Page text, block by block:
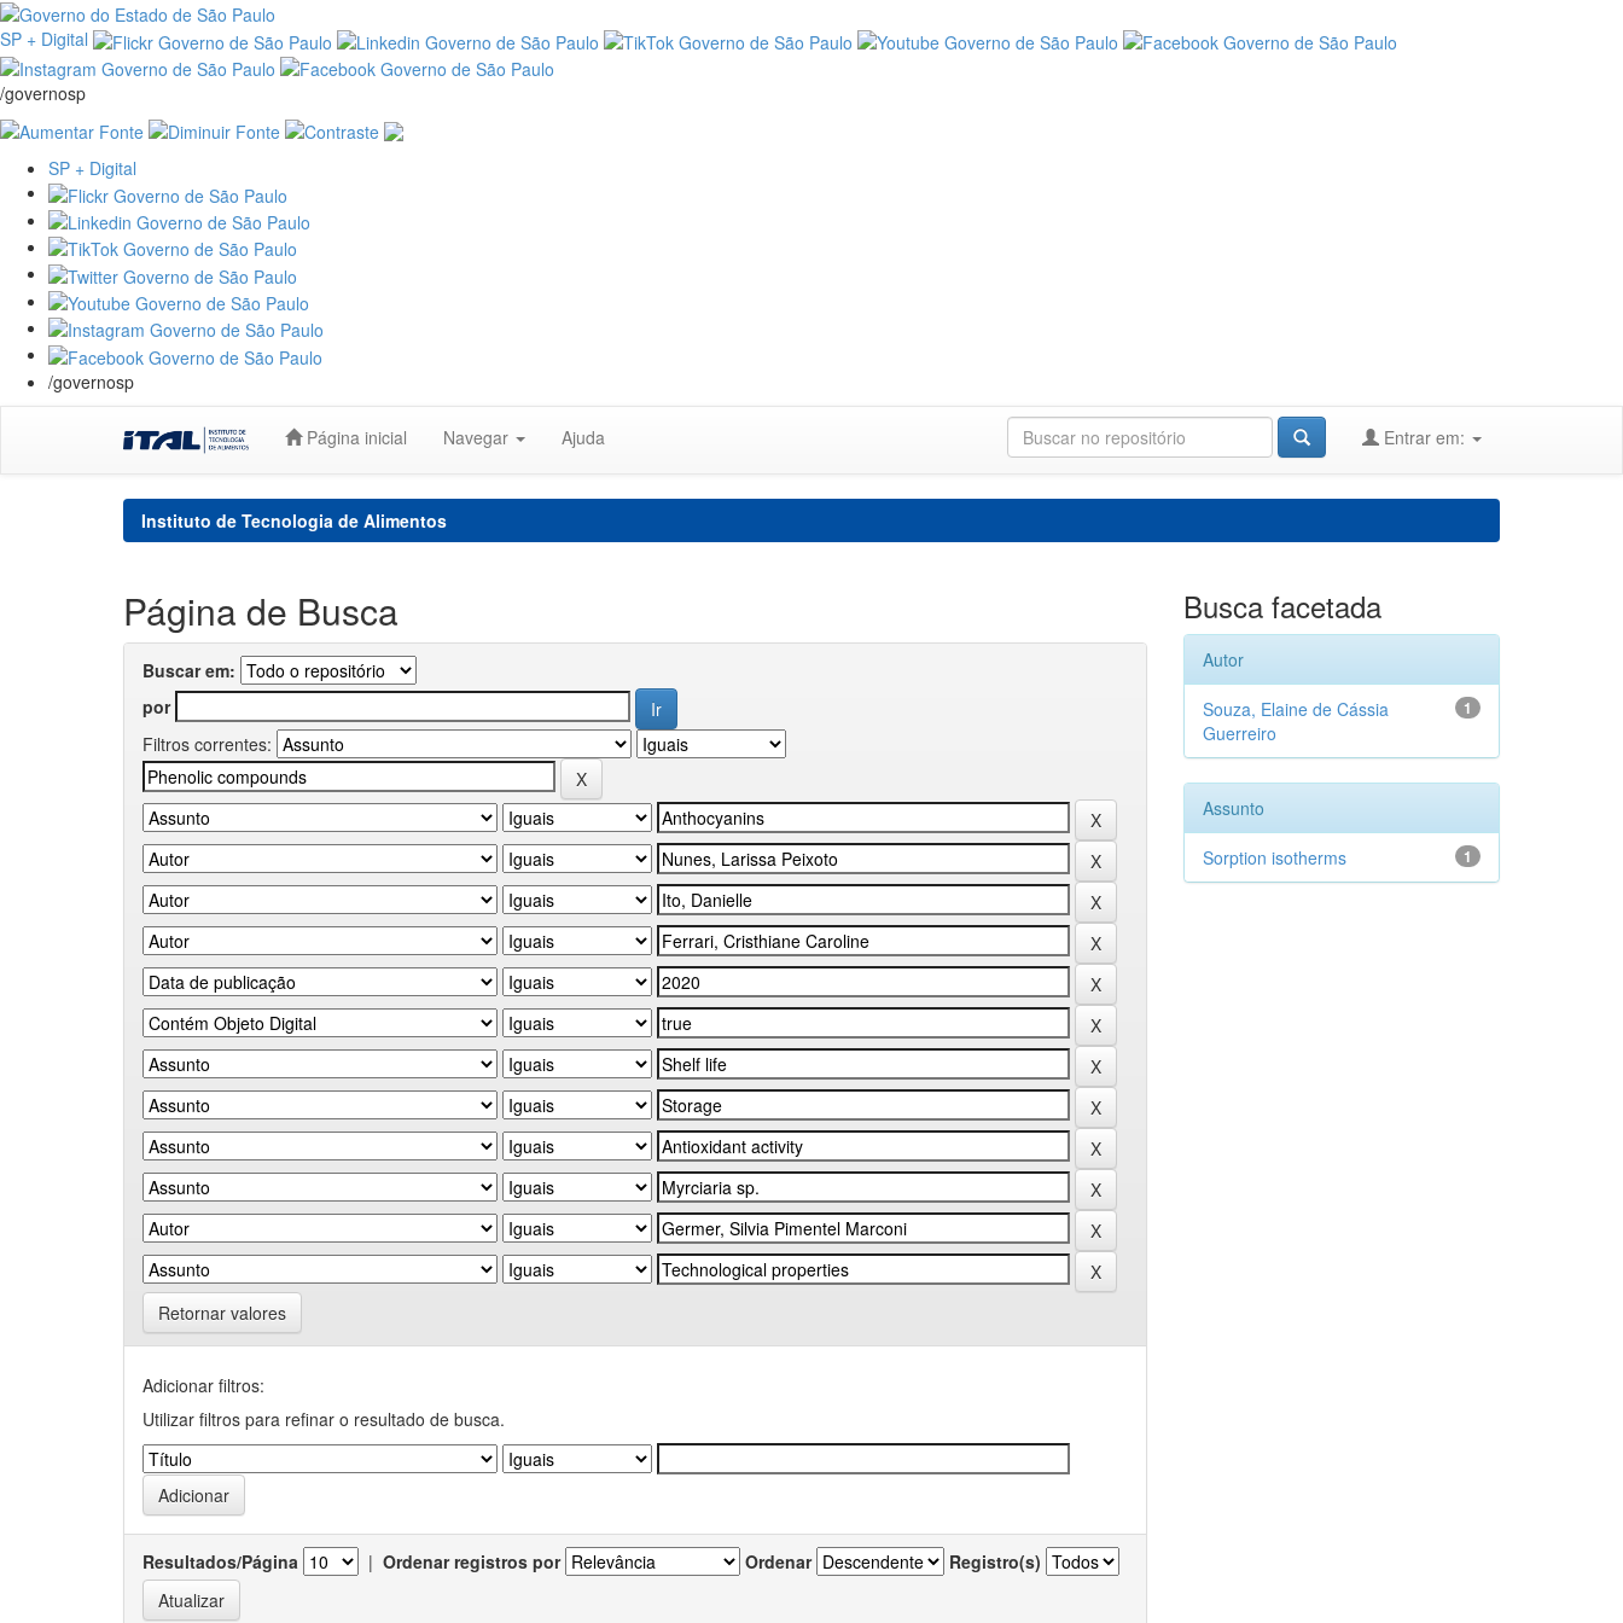
SP + Digital
/governosp
SP + Digital
/governosp
Página inicial Navegar Ajuda Entrar em:
Instituto de Tecnologia de Alimentos
Página de Busca
Buscar em:
por
Filtros correntes:
Retornar valores
Adicionar filtros:
Utilizar filtros para refinar o resultado de busca.
Resultados/Página | Ordenar registros por Ordenar Registro(s)
Busca facetada
Autor
1
Souza, Elaine de Cássia
Guerreiro
Assunto
1
Sorption isotherms